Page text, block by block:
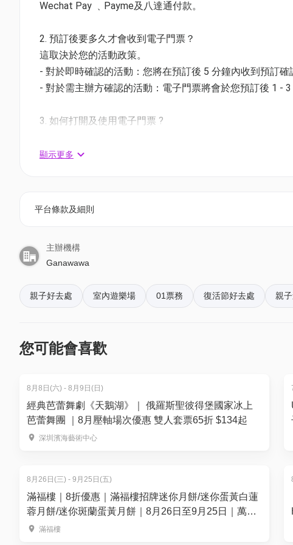
【8折】90分鐘2大2小門票 + 60個遊戲幣 | 送Ganawawa會
- 此方案一組門票已包兩位2至12歲小朋友及兩位18歲或以
- 入場小童送防滑襪兩對，成人進入場地必須穿著襪子
入場時段：每天11am - 6pm（逢星期一休館）
4D虛擬星際激戰區
數碼奇幻星球
Wechat Pay ﹑Payme及八達通付款。
2. 預訂後要多久才會收到電子門票？
這取決於您的活動政策。
- 對於即時確認的活動：您將在預訂後 5 分鐘內收到預訂確
- 對於需主辦方確認的活動：電子門票將會於您預訂後 1 -
3. 如何打開及使用電子門票 ?
相關活動電子門票；
4. 我預訂了活動，但還沒收到確認電郵，該怎樣辦？
5. 下單後，我可以修改訂單或申請退款嗎？
訂單確認後，不設修改及退款，如需更多協助，請電郵到
6. 如何賺取及使用 01 積分？
顯示更多
平台條款及細則
主辦機構
Ganawawa
親子好去處 室內遊樂場 01票務 復活節好去處 親
您可能會喜歡
8月8日(六) - 8月9日(日)
經典芭蕾舞劇《天鵝湖》｜ 俄羅斯聖彼得堡國家冰上
芭蕾舞團 ｜8月壓軸場次優惠 雙人套票65折 $134起
深圳濱海藝術中心
8月26日(三) - 9月25日(五)
滿福樓｜8折優惠｜滿福樓招牌迷你月餅/迷你蛋黃白蓮
蓉月餅/迷你斑蘭蛋黃月餅｜8月26日至9月25日｜萬麗
海景酒店滿福樓
滿福樓